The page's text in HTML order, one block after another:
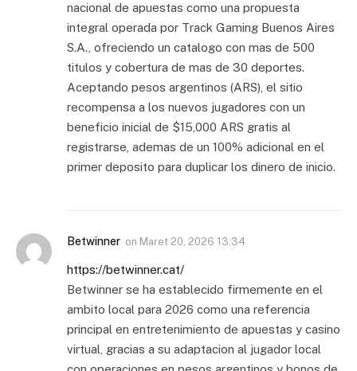
nacional de apuestas como una propuesta
integral operada por Track Gaming Buenos Aires
S.A., ofreciendo un catalogo con mas de 500
titulos y cobertura de mas de 30 deportes.
Aceptando pesos argentinos (ARS), el sitio
recompensa a los nuevos jugadores con un
beneficio inicial de $15,000 ARS gratis al
registrarse, ademas de un 100% adicional en el
primer deposito para duplicar los dinero de inicio.
Betwinner on Maret 20, 2026 13:34
https://betwinner.cat/
Betwinner se ha establecido firmemente en el
ambito local para 2026 como una referencia
principal en entretenimiento de apuestas y casino
virtual, gracias a su adaptacion al jugador local